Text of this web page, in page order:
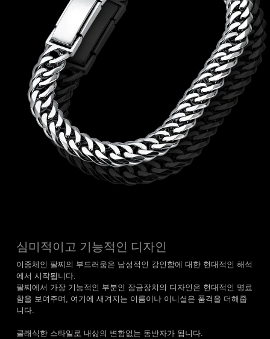
심미적이고 기능적인 디자인
이중체인 팔찌의 부드러움은 남성적인 강인함에 대한 현대적인 해석
에서 시작됩니다.
팔찌에서 가장 기능적인 부분인 잠금장치의 디자인은 현대적인 명료
함을 보여주며, 여기에 새겨지는 이름이나 이니셜은 품격을 더해줍
니다.
클래식한 스타일로 내삶의 변함없는 동반자가 됩니다.